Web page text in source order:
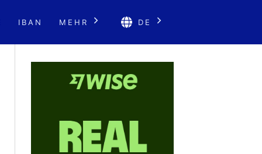
IBAN MEHR DE